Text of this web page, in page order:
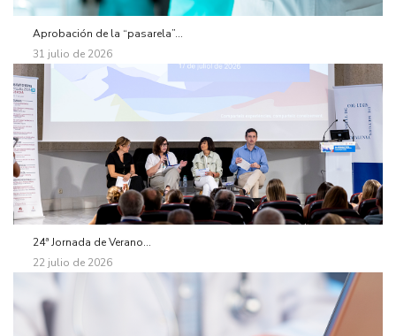
Aprobación de la “pasarela”...
31 julio de 2026
24ª Jornada de Verano...
22 julio de 2026